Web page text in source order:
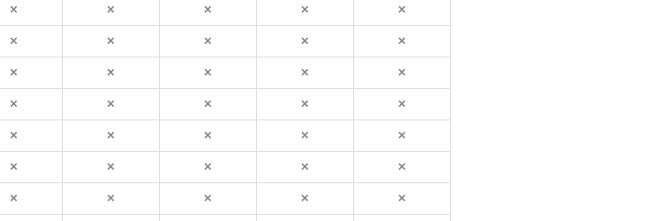
✕ ✕ ✕ ✕ ✕
✕ ✕ ✕ ✕ ✕
✕ ✕ ✕ ✕ ✕
✕ ✕ ✕ ✕ ✕
✕ ✕ ✕ ✕ ✕
✕ ✕ ✕ ✕ ✕
✕ ✕ ✕ ✕ ✕